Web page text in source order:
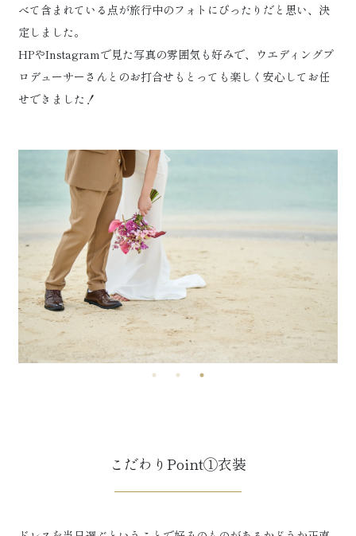
べて含まれている点が旅行中のフォトにぴったりだと思い、決
定しました。
HPやInstagramで見た写真の雰囲気も好みで、ウエディングプ
ロデューサーさんとのお打合せもとっても楽しく安心してお任
せできました！
こだわりPoint①衣装